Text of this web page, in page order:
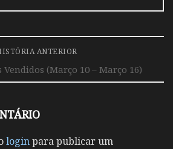
ANTERIOR
(Março 10 – Março 16)
loginpara publicar um